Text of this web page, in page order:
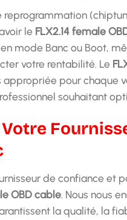
reprogrammation
le FLX2.14 female
mode Banc ou Boot,
votre rentabilité. Le
pour chaque
souhaitant
de confiance et
OBD cable. Nous nous
la qualité, la